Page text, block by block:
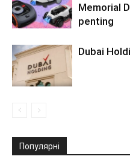
Memorial
penting
Dubai
Популярні